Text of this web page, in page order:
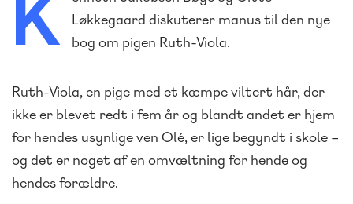
Løkkegaard diskuterer manus til den nye
bog om pigen Ruth-Viola.
Ruth-Viola, en pige med et kæmpe viltert hår, der
ikke er blevet redt i fem år og blandt andet er hjem
for hendes usynlige ven Olé, er lige begyndt i skole –
og det er noget af en omvæltning for hende og
hendes forældre.